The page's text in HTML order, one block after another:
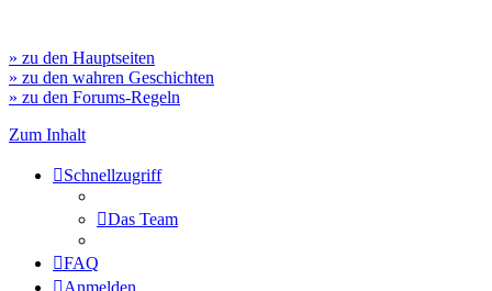
» zu den Hauptseiten
» zu den wahren Geschichten
» zu den Forums-Regeln
Zum Inhalt
Schnellzugriff
Das Team
FAQ
Anmelden